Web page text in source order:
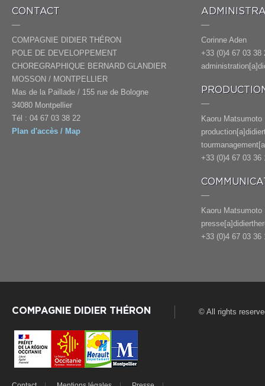
CONTACT
COMPAGNIE DIDIER THÉRON
POLE DE DEVELOPPEMENT
CHOREGRAPHIQUE BERNARD GLANDIER
MOSSON / MONTPELLIER
Mas de la Paillade / 155 rue de Bologne
34080 Montpellier
Tél : 04 67 03 38 22
Plan d'accès / Map
Corinne Aden
+33 (0)4 67 03 38
Kaoru Matsumoto
+33 (0)4 67 03 36
Kaoru Matsumoto
+33 (0)4 67 03 36
COMPAGNIE DIDIER THÉRON © All rights